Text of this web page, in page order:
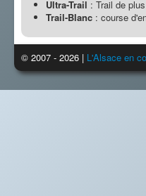
Ultra-Trail : Trail de
Trail-Blanc : course
© 2007 - 2026 | L'Alsace en